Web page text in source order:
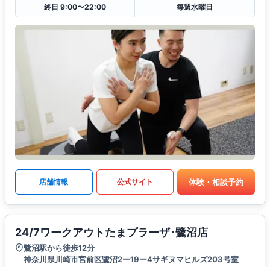
終日 9:00〜22:00
毎週水曜日
店舗情報 公式サイト 体験・相談予約
24/7ワークアウトたまプラーザ･鷺沼店
鷺沼駅から徒歩12分
神奈川県川崎市宮前区鷺沼2ー19ー4サギヌマヒルズ203号室